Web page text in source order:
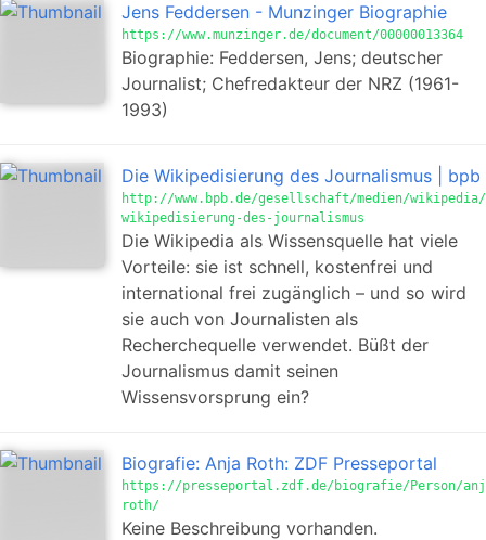
Jens Feddersen - Munzinger Biographie
https://www.munzinger.de/document/00000013364
Biographie: Feddersen, Jens; deutscher
Journalist; Chefredakteur der NRZ (1961-
1993)
Die Wikipedisierung des Journalismus | bpb
http://www.bpb.de/gesellschaft/medien/
wikipedisierung-des-journalismus
Die Wikipedia als Wissensquelle hat viele
Vorteile: sie ist schnell, kostenfrei und
international frei zugänglich – und so wird
sie auch von Journalisten als
Recherchequelle verwendet. Büßt der
Journalismus damit seinen
Wissensvorsprung ein?
Biografie: Anja Roth: ZDF Presseportal
https://presseportal.zdf.de/biografie/Person/
roth/
Keine Beschreibung vorhanden.